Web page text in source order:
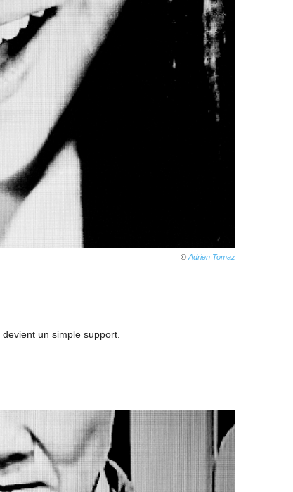
© Adrien Tomaz
un simple support.